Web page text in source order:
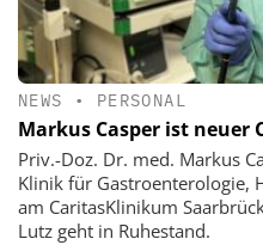
NEWS • PERSONAL
Markus Casper ist neuer
Priv.-Doz. Dr. med. Markus
Klinik für Gastroenterologie,
am CaritasKlinikum
Lutz geht in Ruhestand.